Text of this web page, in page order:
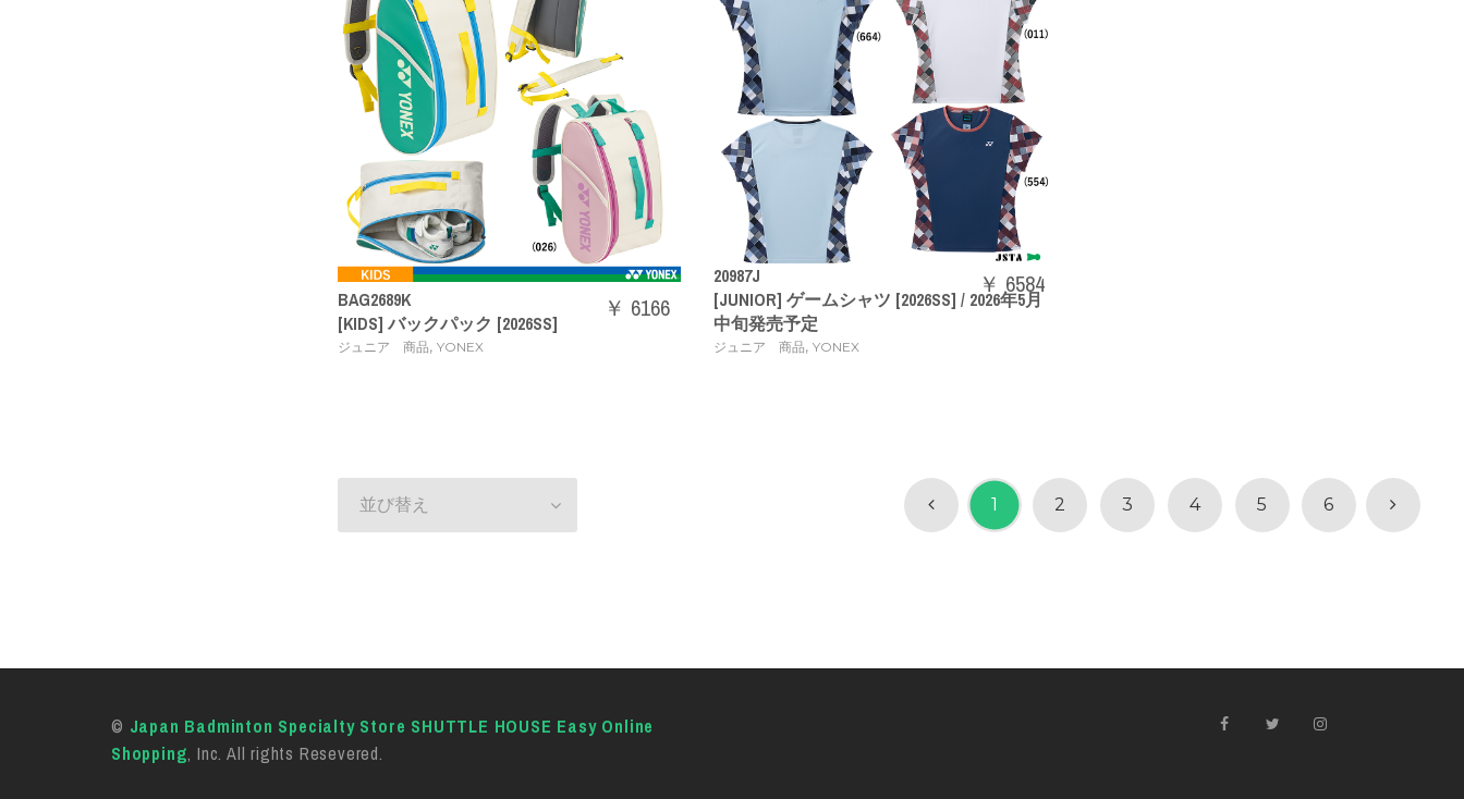
BAG2689K
[KIDS] バックパック [2026SS]
ジュニア 商品, YONEX
￥ 6166
20987J
[JUNIOR] ゲームシャツ [2026SS] / 2026年5月
中旬発売予定
ジュニア 商品, YONEX
￥ 6584
並び替え 1 2 3 4 5 6
© Japan Badminton Specialty Store SHUTTLE HOUSE Easy Online
Shopping, Inc. All rights Resevered.